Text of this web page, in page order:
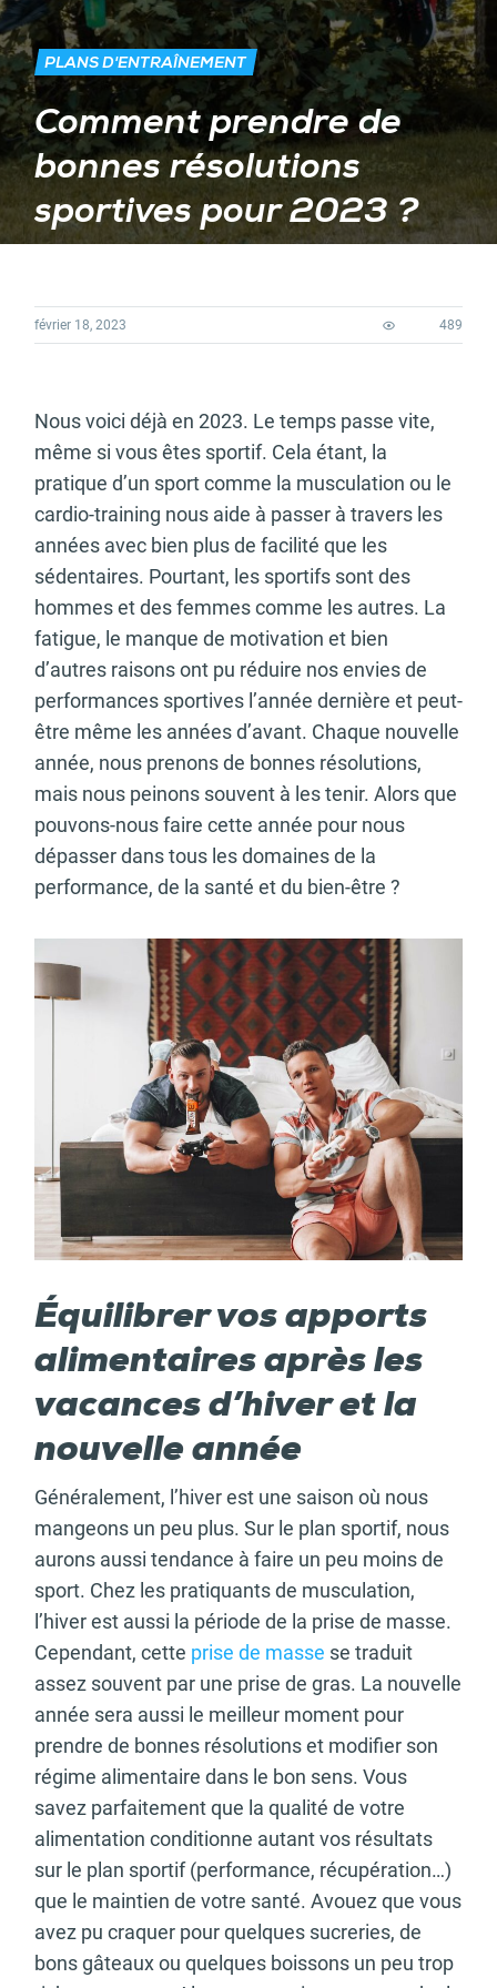
PLANS D'ENTRAÎNEMENT
Comment prendre de
bonnes résolutions
sportives pour 2023 ?
février 18, 2023 489
Nous voici déjà en 2023. Le temps passe vite,
même si vous êtes sportif. Cela étant, la
pratique d’un sport comme la musculation ou le
cardio-training nous aide à passer à travers les
années avec bien plus de facilité que les
sédentaires. Pourtant, les sportifs sont des
hommes et des femmes comme les autres. La
fatigue, le manque de motivation et bien
d’autres raisons ont pu réduire nos envies de
performances sportives l’année dernière et peut-
être même les années d’avant. Chaque nouvelle
année, nous prenons de bonnes résolutions,
mais nous peinons souvent à les tenir. Alors que
pouvons-nous faire cette année pour nous
dépasser dans tous les domaines de la
performance, de la santé et du bien-être ?
Équilibrer vos apports
alimentaires après les
vacances d’hiver et la
nouvelle année
Généralement, l’hiver est une saison où nous
mangeons un peu plus. Sur le plan sportif, nous
aurons aussi tendance à faire un peu moins de
sport. Chez les pratiquants de musculation,
l’hiver est aussi la période de la prise de masse.
Cependant, cette prise de masse se traduit
assez souvent par une prise de gras. La nouvelle
année sera aussi le meilleur moment pour
prendre de bonnes résolutions et modifier son
régime alimentaire dans le bon sens. Vous
savez parfaitement que la qualité de votre
alimentation conditionne autant vos résultats
sur le plan sportif (performance, récupération…)
que le maintien de votre santé. Avouez que vous
avez pu craquer pour quelques sucreries, de
bons gâteaux ou quelques boissons un peu trop